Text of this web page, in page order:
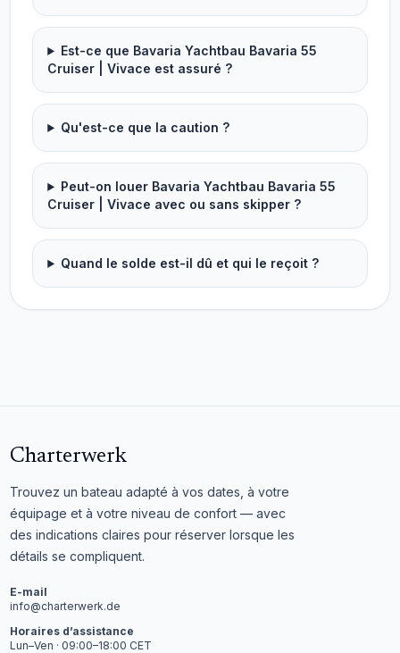
Est-ce que Bavaria Yachtbau Bavaria 55
Cruiser | Vivace est assuré ?
Qu'est-ce que la caution ?
Peut-on louer Bavaria Yachtbau Bavaria 55
Cruiser | Vivace avec ou sans skipper ?
Quand le solde est-il dû et qui le reçoit ?
Charterwerk
Trouvez un bateau adapté à vos dates, à votre
équipage et à votre niveau de confort — avec
des indications claires pour réserver lorsque les
détails se compliquent.
E-mail
info@charterwerk.de
Horaires d’assistance
Lun–Ven · 09:00–18:00 CET